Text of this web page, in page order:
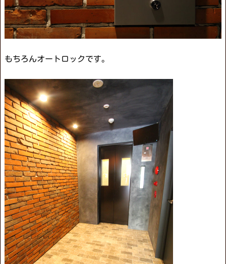
もちろんオートロックです。